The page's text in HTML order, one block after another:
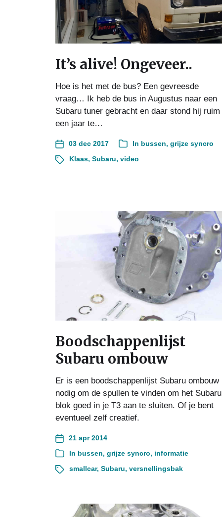
It’s alive! Ongeveer..
Hoe is het met de bus? Een gevreesde
vraag… Ik heb de bus in Augustus naar een
Subaru tuner gebracht en daar stond hij ruim
een jaar te…
03 dec 2017 In bussen, grijze syncro
Klaas, Subaru, video
Boodschappenlijst
Subaru ombouw
Er is een boodschappenlijst Subaru ombouw
nodig om de spullen te vinden om het Subaru
blok goed in je T3 aan te sluiten. Of je bent
eventueel zelf creatief.
21 apr 2014
In bussen, grijze syncro, informatie
smallcar, Subaru, versnellingsbak